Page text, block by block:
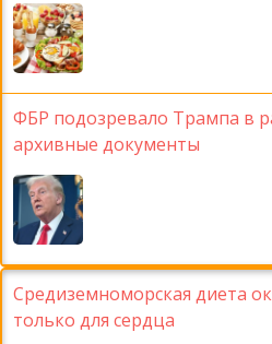
ФБР подозревало Трампа в
архивные документы
Средиземноморская диета
только для сердца